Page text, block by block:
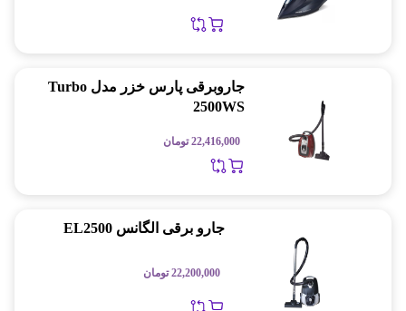
جاروبرقی پارس خزر مدل Turbo
2500WS
22,416,000 تومان
جارو برقی الگانس EL2500
22,200,000 تومان